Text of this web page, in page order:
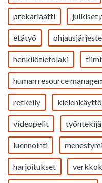
prekariaatti julkiset
etätyö
henkilötietolaki
human resource
retkeily kielenkäyttö
videopelit
luennointi
harjoitukset